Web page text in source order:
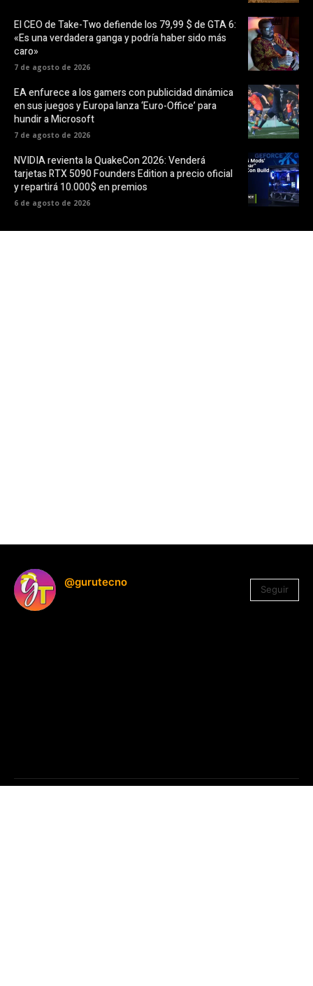
El CEO de Take-Two defiende los 79,99 $ de GTA 6:
«Es una verdadera ganga y podría haber sido más
caro»
7 de agosto de 2026
EA enfurece a los gamers con publicidad dinámica
en sus juegos y Europa lanza ‘Euro-Office’ para
hundir a Microsoft
7 de agosto de 2026
NVIDIA revienta la QuakeCon 2026: Venderá
tarjetas RTX 5090 Founders Edition a precio oficial
y repartirá 10.000$ en premios
6 de agosto de 2026
@gurutecno
Seguir